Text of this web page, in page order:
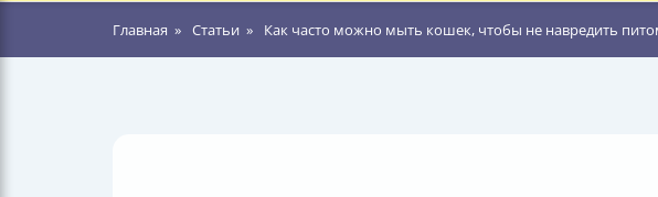
Главная Статьи Как часто можно мыть кошек, чтобы не навредить